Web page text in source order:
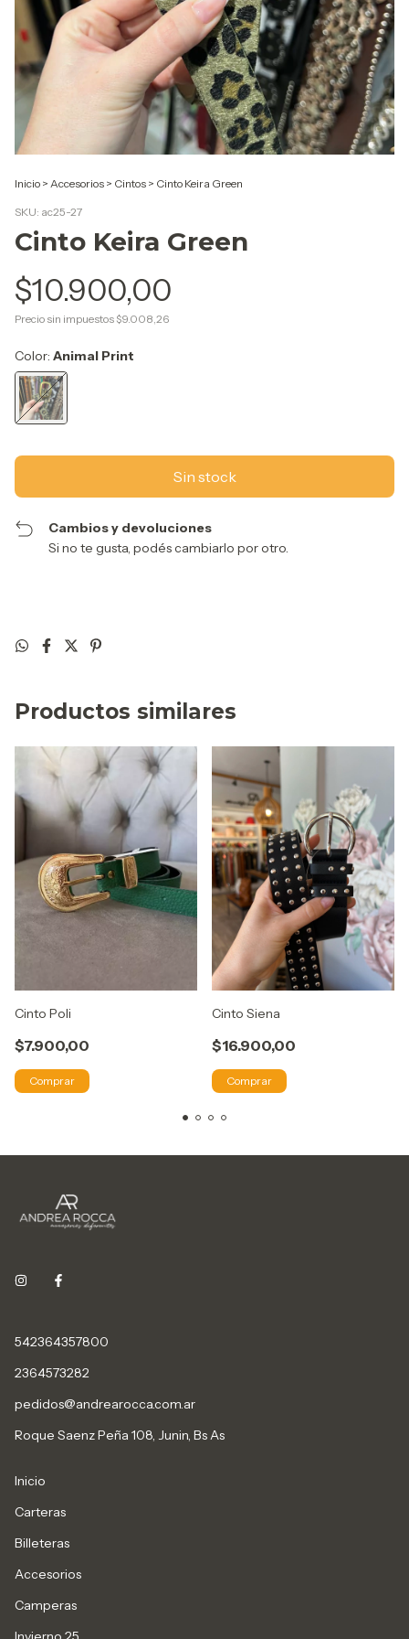
Inicio > Accesorios > Cintos > Cinto Keira Green
SKU: ac25-27
Cinto Keira Green
$10.900,00
Precio sin impuestos $9.008,26
Color: Animal Print
Cambios y devoluciones
Si no te gusta, podés cambiarlo por otro.
Productos similares
Cinto Poli
$7.900,00
Comprar
Cinto Siena
$16.900,00
Comprar
542364357800
2364573282
pedidos@andrearocca.com.ar
Roque Saenz Peña 108, Junin, Bs As
Inicio
Carteras
Billeteras
Accesorios
Camperas